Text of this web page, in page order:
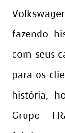
fazendo
com seus
para os
história,
Grupo